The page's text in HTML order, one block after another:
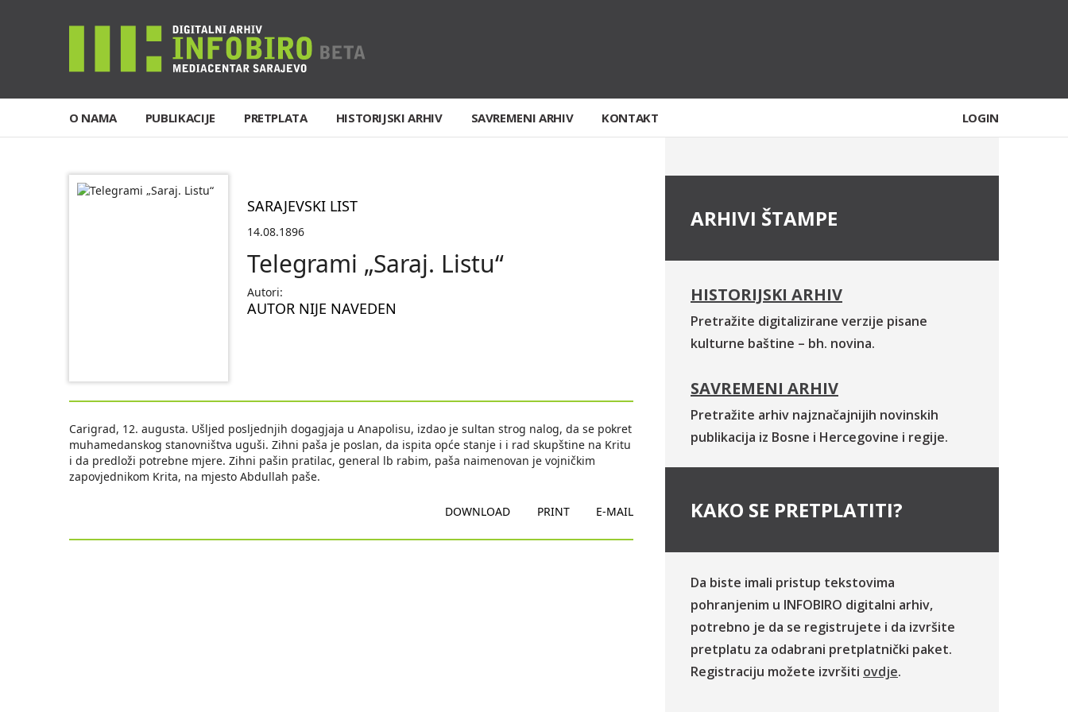
O NAMA PUBLIKACIJE PRETPLATA HISTORIJSKI ARHIV SAVREMENI ARHIV KONTAKT LOGIN
SARAJEVSKI LIST
14.08.1896
Telegrami „Saraj. Listu“
Autori:
AUTOR NIJE NAVEDEN
Carigrad, 12. augusta. Ušljed posljednjih dogagjaja u Anapolisu, izdao je sultan strog nalog, da se pokret
muhamedanskog stanovništva uguši. Zihni paša je poslan, da ispita opće stanje i i rad skupštine na Kritu
i da predloži potrebne mjere. Zihni pašin pratilac, general lb rabim, paša naimenovan je vojničkim
zapovjednikom Krita, na mjesto Abdullah paše.
DOWNLOAD PRINT E-MAIL
ARHIVI ŠTAMPE
HISTORIJSKI ARHIV
Pretražite digitalizirane verzije pisane
kulturne baštine – bh. novina.
SAVREMENI ARHIV
Pretražite arhiv najznačajnijih novinskih
publikacija iz Bosne i Hercegovine i regije.
KAKO SE PRETPLATITI?
Da biste imali pristup tekstovima
pohranjenim u INFOBIRO digitalni arhiv,
potrebno je da se registrujete i da izvršite
pretplatu za odabrani pretplatnički paket.
Registraciju možete izvršiti ovdje.